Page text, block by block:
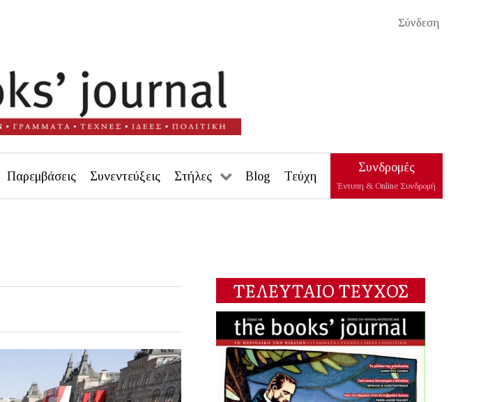
Σύνδεση
Παρεμβάσεις Συνεντεύξεις Στήλες Blog Τεύχη
Συνδρομές
Έντυπη & Online Συνδρομή
ΤΕΛΕΥΤΑΙΟ ΤΕΥΧΟΣ